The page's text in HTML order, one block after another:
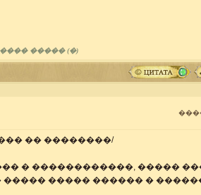
����� (�)
�� ��������/
� ������������, �����
����� ������ �